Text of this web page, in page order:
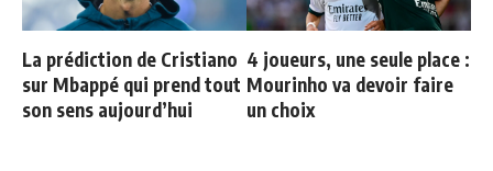
La prédiction de Cristiano
sur Mbappé qui prend tout
son sens aujourd’hui
4 joueurs, une seule place :
Mourinho va devoir faire
un choix